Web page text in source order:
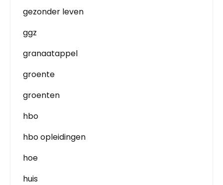
gezonder leven
ggz
granaatappel
groente
groenten
hbo
hbo opleidingen
hoe
huis